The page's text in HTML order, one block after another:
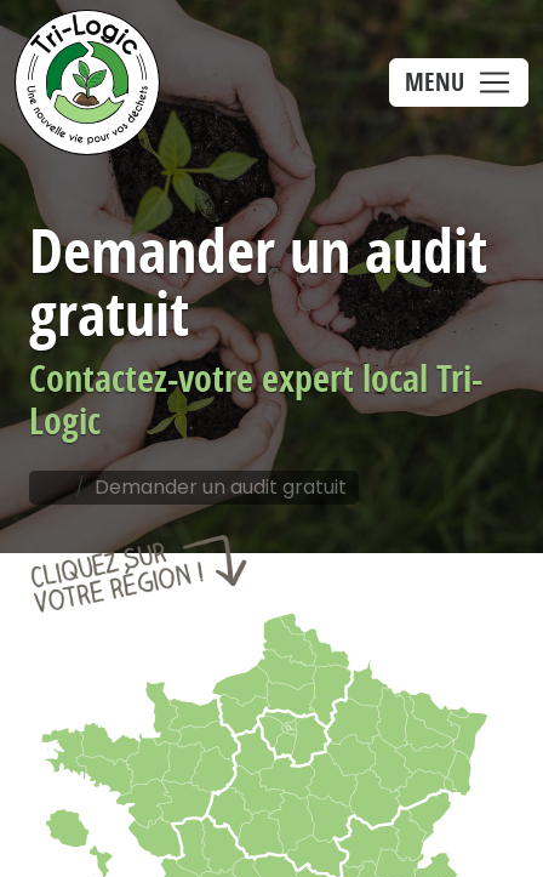
MENU
Demander un audit
gratuit
Contactez-votre expert local Tri-
Logic
Demander un audit gratuit
Panneau de gestion des cookies